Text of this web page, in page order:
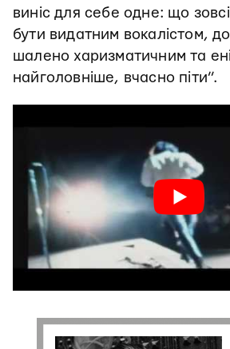
виніс для себе одне: що
бути видатним вокалістом,
шалено харизматичним та
найголовніше, вчасно піти”.